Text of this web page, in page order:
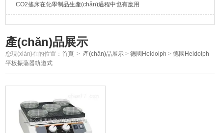
CO2搖床在化學制品生產(chǎn)過程中也有應用
產(chǎn)品展示
您現(xiàn)在的位置：首頁 > 產(chǎn)品展示 >德國Heidolph >德國Heidolph
平板振蕩器軌道式